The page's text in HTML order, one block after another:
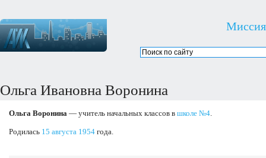
Миссия
Ольга Ивановна Воронина
Ольга Воронина — учитель начальных классов в школе №4.
Родилась 15 августа 1954 года.